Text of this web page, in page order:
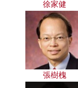
徐家健
張樹槐